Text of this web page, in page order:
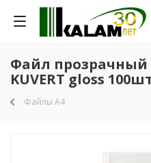
Файл прозрачный
KUVERT gloss
Файлы А4